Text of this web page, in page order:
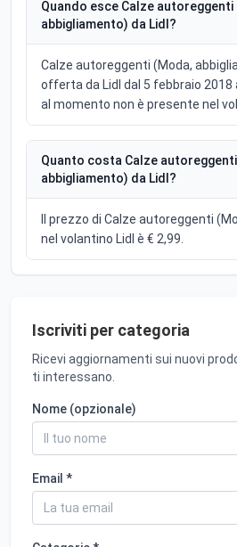
Quando esce Calze autoreggenti
abbigliamento) da Lidl?
Calze autoreggenti (Moda,
offerta da Lidl dal 5 febbraio 2018
al momento non è presente nel
Quanto costa Calze
abbigliamento) da Lidl?
Il prezzo di Calze autoreggenti
nel volantino Lidl è € 2,99.
Iscriviti per categoria
Ricevi aggiornamenti sui nuovi
ti interessano.
Nome (opzionale)
Email *